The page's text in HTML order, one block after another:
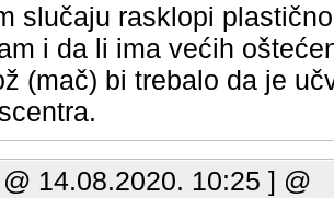
slučaju rasklopi
i da li ima većih
(mač) bi trebalo da je
@ 14.08.2020. 10:25 ] @